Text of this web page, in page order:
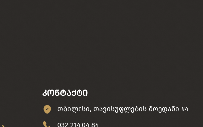
კონტაქტი
თბილისი, თავისუფლების მოედანი #4
032 214 04 84